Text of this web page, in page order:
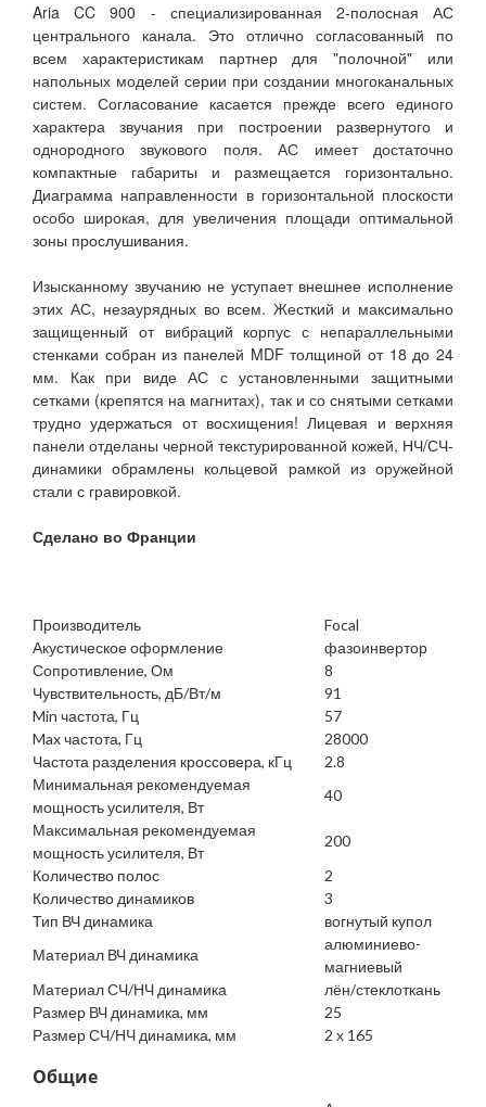
Aria CC 900 - специализированная 2-полосная АС
центрального канала. Это отлично согласованный по
всем характеристикам партнер для "полочной" или
напольных моделей серии при создании многоканальных
систем. Согласование касается прежде всего единого
характера звучания при построении развернутого и
однородного звукового поля. АС имеет достаточно
компактные габариты и размещается горизонтально.
Диаграмма направленности в горизонтальной плоскости
особо широкая, для увеличения площади оптимальной
зоны прослушивания.
Изысканному звучанию не уступает внешнее исполнение
этих АС, незаурядных во всем. Жесткий и максимально
защищенный от вибраций корпус с непараллельными
стенками собран из панелей MDF толщиной от 18 до 24
мм. Как при виде АС с установленными защитными
сетками (крепятся на магнитах), так и со снятыми сетками
трудно удержаться от восхищения! Лицевая и верхняя
панели отделаны черной текстурированной кожей, НЧ/СЧ-
динамики обрамлены кольцевой рамкой из оружейной
стали с гравировкой.
Сделано во Франции
Производитель
Focal
Акустическое оформление
фазоинвертор
Сопротивление, Ом
8
Чувствительность, дБ/Вт/м
91
Min частота, Гц
57
Max частота, Гц
28000
Частота разделения кроссовера, кГц
2.8
Минимальная рекомендуемая
мощность усилителя, Вт
40
Максимальная рекомендуемая
мощность усилителя, Вт
200
Количество полос
2
Количество динамиков
3
Тип ВЧ динамика
вогнутый купол
Материал ВЧ динамика
алюминиево-
магниевый
Материал СЧ/НЧ динамика
лён/стеклоткань
Размер ВЧ динамика, мм
25
Размер СЧ/НЧ динамика, мм
2 х 165
Общие